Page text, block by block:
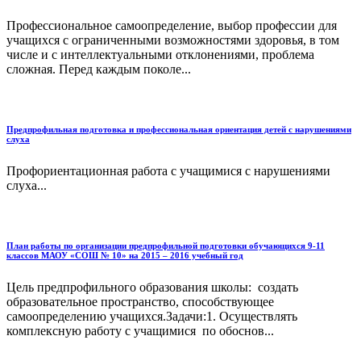
Профессиональное самоопределение, выбор профессии для
учащихся с ограниченными возможностями здоровья, в том
числе и с интеллектуальными отклонениями, проблема
сложная. Перед каждым поколе...
Предпрофильная подготовка и профессиональная ориентация детей с нарушениями
слуха
Профориентационная работа с учащимися с нарушениями
слуха...
План работы по организации предпрофильной подготовки обучающихся 9-11
классов МАОУ «СОШ № 10» на 2015 – 2016 учебный год
Цель предпрофильного образования школы: создать
образовательное пространство, способствующее
самоопределению учащихся.Задачи:1. Осуществлять
комплексную работу с учащимися по обоснов...